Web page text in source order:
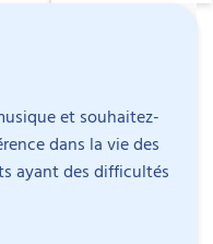
et souhaitez-
dans la vie des
ayant des difficultés